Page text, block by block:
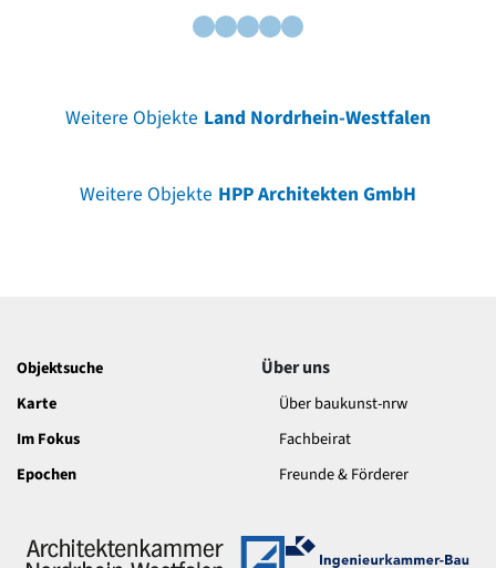
Weitere Objekte Land Nordrhein-Westfalen
Weitere Objekte HPP Architekten GmbH
Objektsuche
Karte
Im Fokus
Epochen
Über uns
Über baukunst-nrw
Fachbeirat
Freunde & Förderer